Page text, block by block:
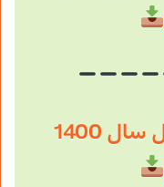
دانلود نمونه سوال سال 1400